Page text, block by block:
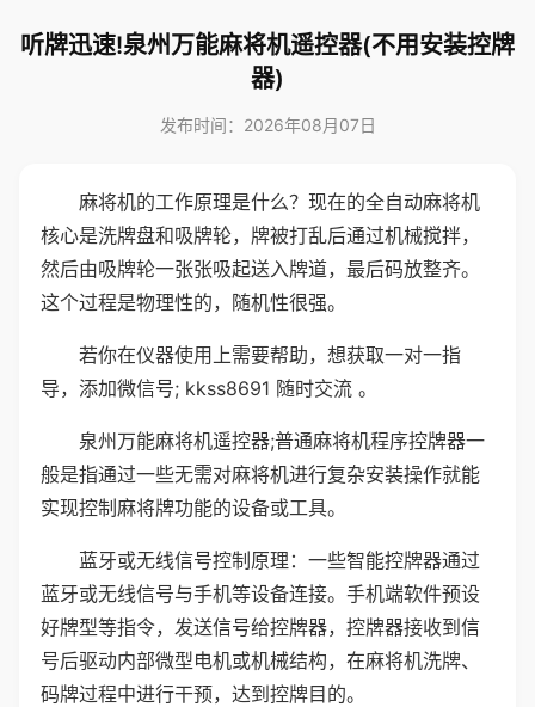
听牌迅速!泉州万能麻将机遥控器(不用安装控牌
器)
发布时间：2026年08月07日
麻将机的工作原理是什么？现在的全自动麻将机
核心是洗牌盘和吸牌轮，牌被打乱后通过机械搅拌，
然后由吸牌轮一张张吸起送入牌道，最后码放整齐。
这个过程是物理性的，随机性很强。
若你在仪器使用上需要帮助，想获取一对一指
导，添加微信号; kkss8691 随时交流 。
泉州万能麻将机遥控器;普通麻将机程序控牌器一
般是指通过一些无需对麻将机进行复杂安装操作就能
实现控制麻将牌功能的设备或工具。
蓝牙或无线信号控制原理：一些智能控牌器通过
蓝牙或无线信号与手机等设备连接。手机端软件预设
好牌型等指令，发送信号给控牌器，控牌器接收到信
号后驱动内部微型电机或机械结构，在麻将机洗牌、
码牌过程中进行干预，达到控牌目的。